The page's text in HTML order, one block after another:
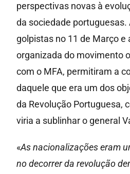
perspectivas novas à
da sociedade portuguesas.
golpistas no 11 de Março e
organizada do movimento
com o MFA, permitiram a
daquele que era um dos
da Revolução Portuguesa,
viria a sublinhar o general
«As nacionalizações eram
no decorrer da revolução